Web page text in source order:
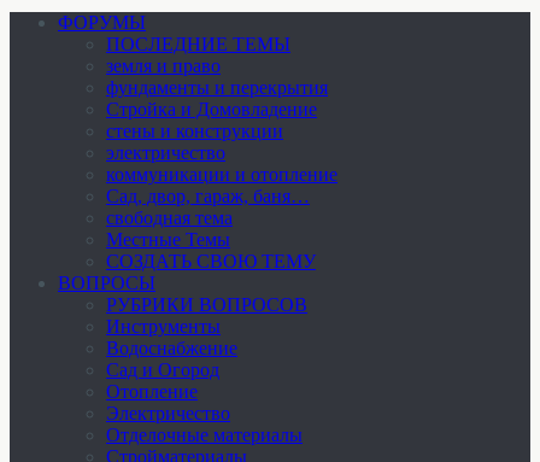
ФОРУМЫ
ПОСЛЕДНИЕ ТЕМЫ
земля и право
фундаменты и перекрытия
Стройка и Домовладение
стены и конструкции
электричество
коммуникации и отопление
Cад, двор, гараж, баня…
свободная тема
Местные Темы
СОЗДАТЬ СВОЮ ТЕМУ
ВОПРОСЫ
РУБРИКИ ВОПРОСОВ
Инструменты
Водоснабжение
Сад и Огород
Отопление
Электричество
Отделочные материалы
Стройматериалы